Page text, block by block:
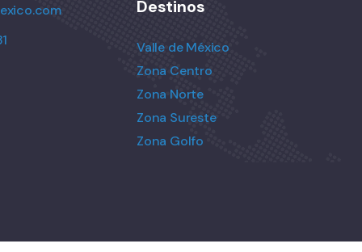
Destinos
Valle de México
Zona Centro
Zona Norte
Zona Sureste
Zona Golfo